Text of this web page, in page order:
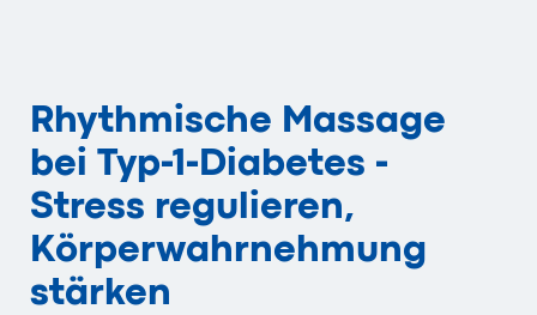
Rhythmische Massage
bei Typ-1-Diabetes -
Stress regulieren,
Körperwahrnehmung
stärken